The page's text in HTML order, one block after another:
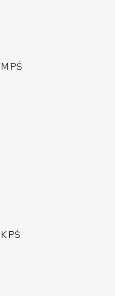
M PŚ
KPŚ